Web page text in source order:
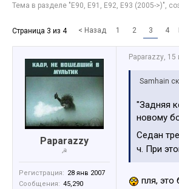
Тема в разделе " E90, E91, E92, E93 (2005->)",
Страница 3 из 4 < Назад 1 2 3 4
Paparazzy
☭
Регистрация: 28 янв 2007
Сообщения: 45,290
Paparazzy, 15
Samhain
"Задняя
новому
Седан
ч. При
пля,